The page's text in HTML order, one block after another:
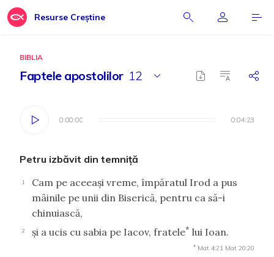
Resurse Creștine
BIBLIA
Faptele apostolilor 12
0:00:00 0:04:23
0:00:00 0:04:23
Petru izbăvit din temniţă
1
Cam pe aceeaşi vreme, împăratul Irod a pus
mâinile pe unii din Biserică, pentru ca să-i
chinuiască,
2 şi a ucis cu sabia pe Iacov, fratele* lui Ioan.
* Mat 4:21 Mat 20:20